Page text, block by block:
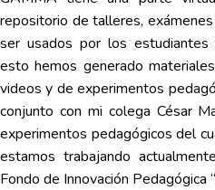
repositorio de talleres,
ser usados por los estudiantes
esto hemos generado
videos y de experimentos
conjunto con mi colega César
experimentos pedagógicos del
estamos trabajando
Fondo de Innovación Pedagógica